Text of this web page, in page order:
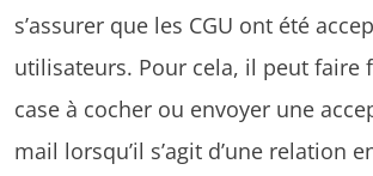
s’assurer que les CGU ont été
utilisateurs. Pour cela, il peut faire
case à cocher ou envoyer une
mail lorsqu’il s’agit d’une relation